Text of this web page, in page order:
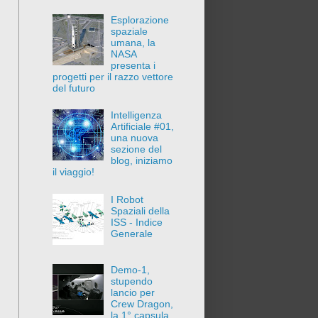
Esplorazione
spaziale
umana, la
NASA
presenta i
progetti per il razzo vettore
del futuro
Intelligenza
Artificiale #01,
una nuova
sezione del
blog, iniziamo
il viaggio!
I Robot
Spaziali della
ISS - Indice
Generale
Demo-1,
stupendo
lancio per
Crew Dragon,
la 1° capsula